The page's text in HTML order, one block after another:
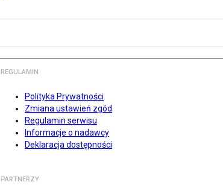
REGULAMIN
Polityka Prywatności
Zmiana ustawień zgód
Regulamin serwisu
Informacje o nadawcy
Deklaracja dostępności
PARTNERZY